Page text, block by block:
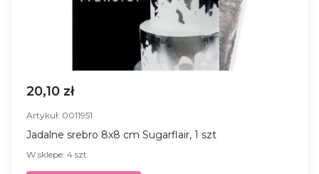
20,10 zł
Artykuł: 0011951
Jadalne srebro 8x8 cm Sugarflair, 1 szt
W sklepe: 4 szt.